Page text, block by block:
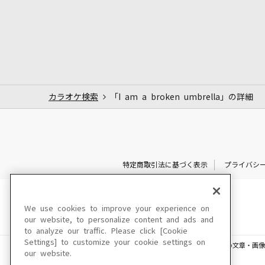
カラオケ検索 「I am a broken umbrella」の詳細
特定商取引法に基づく表示 プライバシ
このサイトに掲載されている一切の文章・画
We use cookies to improve your experience on
our website, to personalize content and ads and
to analyze our traffic. Please click [Cookie
Settings] to customize your cookie settings on
our website.